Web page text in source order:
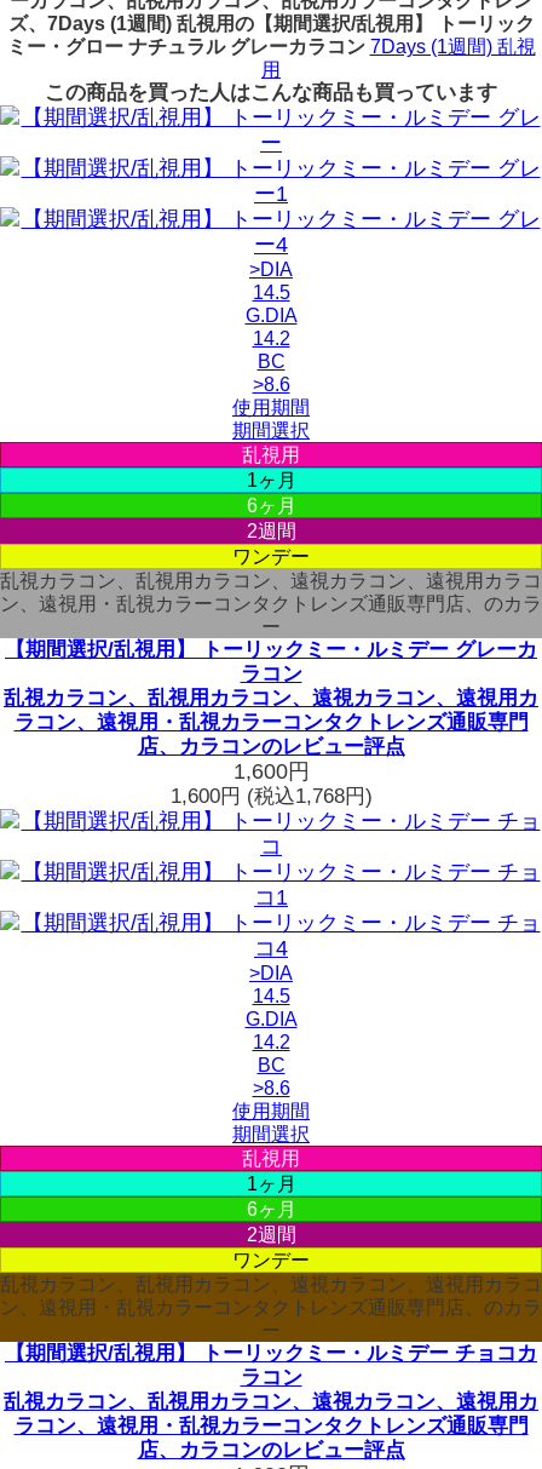
ズ、7Days (1週間) 乱視用の【期間選択/乱視用】 トーリック
ミー・グロー ナチュラル グレーカラコン 7Days (1週間) 乱視
用
この商品を買った人はこんな商品も買っています
>DIA
14.5
G.DIA
14.2
BC
>8.6
使用期間
期間選択
乱視用
1ヶ月
6ヶ月
2週間
ワンデー
乱視カラコン、乱視用カラコン、遠視カラコン、遠視用カラコ
ン、遠視用・乱視カラーコンタクトレンズ通販専門店、のカラ
ー
【期間選択/乱視用】 トーリックミー・ルミデー グレーカ
ラコン
乱視カラコン、乱視用カラコン、遠視カラコン、遠視用カ
ラコン、遠視用・乱視カラーコンタクトレンズ通販専門
店、カラコンのレビュー評点
1,600円
1,600円 (税込1,768円)
>DIA
14.5
G.DIA
14.2
BC
>8.6
使用期間
期間選択
乱視用
1ヶ月
6ヶ月
2週間
ワンデー
乱視カラコン、乱視用カラコン、遠視カラコン、遠視用カラコ
ン、遠視用・乱視カラーコンタクトレンズ通販専門店、のカラ
ー
【期間選択/乱視用】 トーリックミー・ルミデー チョコカ
ラコン
乱視カラコン、乱視用カラコン、遠視カラコン、遠視用カ
ラコン、遠視用・乱視カラーコンタクトレンズ通販専門
店、カラコンのレビュー評点